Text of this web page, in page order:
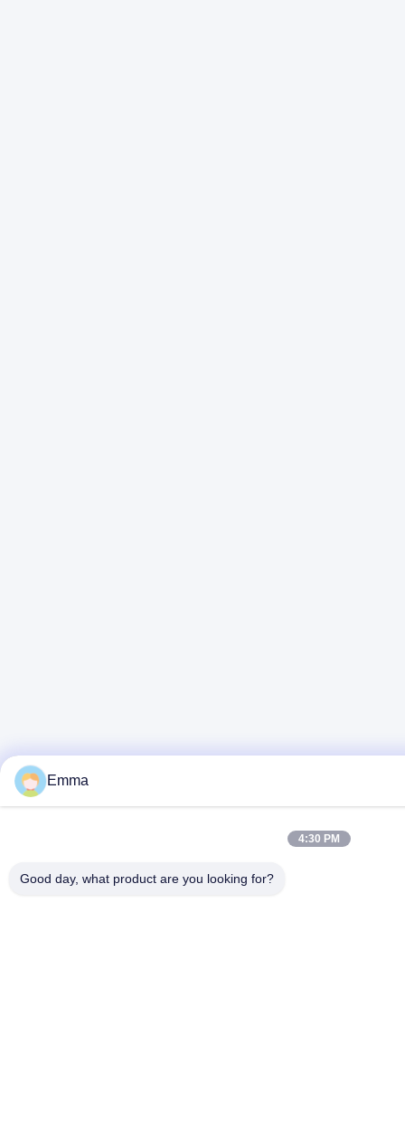
Emma
4:30 PM
Good day, what product are you looking for?